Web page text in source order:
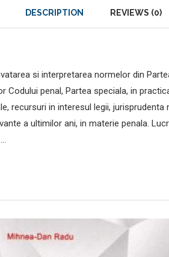
DESCRIPTION REVIEWS (0)
si interpretarea normelor din
penal, Partea speciala, in
recursuri in interesul legii,
a ultimilor ani, in materie penala.